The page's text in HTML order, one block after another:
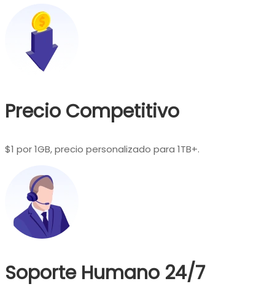
Precio Competitivo
$1 por 1GB, precio personalizado para 1TB+.
Soporte Humano 24/7